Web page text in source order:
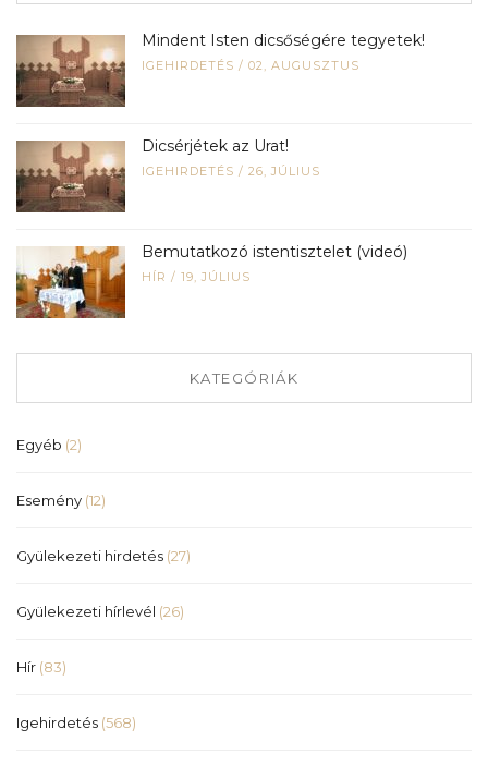
Mindent Isten dicsőségére tegyetek!
IGEHIRDETÉS / 02, AUGUSZTUS
Dicsérjétek az Urat!
IGEHIRDETÉS / 26, JÚLIUS
Bemutatkozó istentisztelet (videó)
HÍR / 19, JÚLIUS
KATEGÓRIÁK
Egyéb (2)
Esemény (12)
Gyülekezeti hirdetés (27)
Gyülekezeti hírlevél (26)
Hír (83)
Igehirdetés (568)